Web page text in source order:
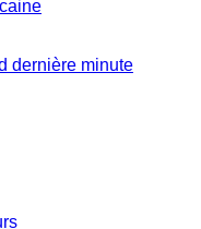
dernière minute